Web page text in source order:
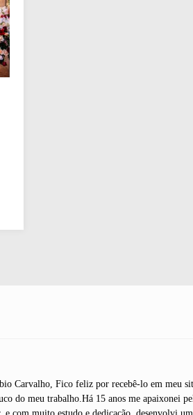
Carvalho, Fico feliz por recebê-lo em meu
do meu trabalho.Há 15 anos me apaixonei